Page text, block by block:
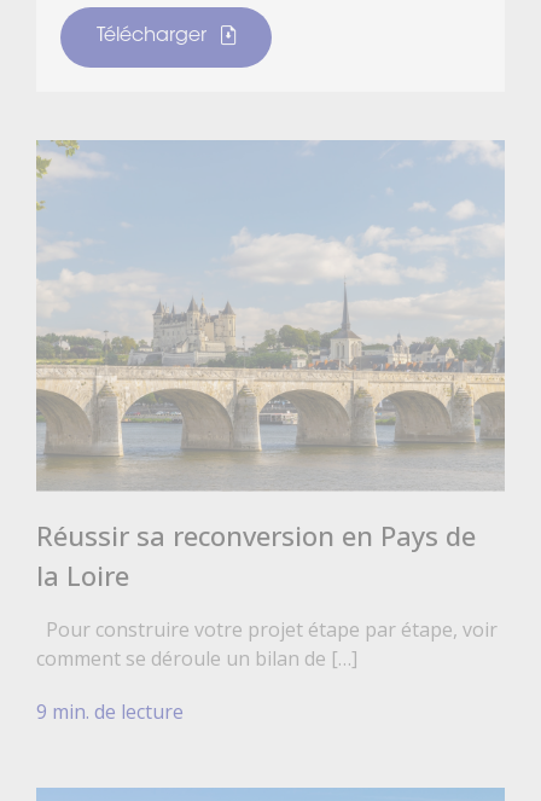
Télécharger
Réussir sa reconversion en Pays de
la Loire
Pour construire votre projet étape par étape, voir
comment se déroule un bilan de […]
9 min. de lecture